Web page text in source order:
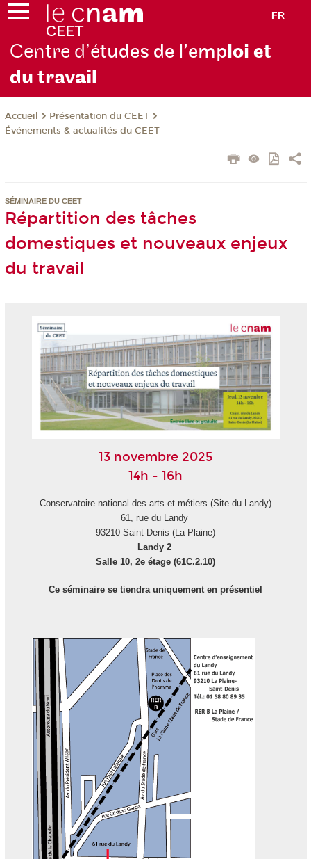
FR
Centre d’études de l’emploi et
du travail
Accueil
Présentation du CEET
Événements & actualités du CEET
SÉMINAIRE DU CEET
Répartition des tâches
domestiques et nouveaux enjeux
du travail
13 novembre 2025
14h - 16h
Conservatoire national des arts et métiers (Site du Landy)
61, rue du Landy
93210 Saint-Denis (La Plaine)
Landy 2
Salle 10, 2e étage (61C.2.10)
Ce séminaire se tiendra uniquement en présentiel